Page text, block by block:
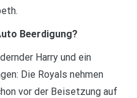
Beerdigung?
Harry und ein
Die Royals nehmen
vor der Beisetzung auf